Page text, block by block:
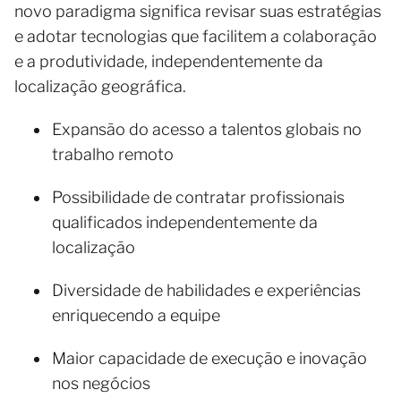
novo paradigma significa revisar suas estratégias
e adotar tecnologias que facilitem a colaboração
e a produtividade, independentemente da
localização geográfica.
Expansão do acesso a talentos globais no
trabalho remoto
Possibilidade de contratar profissionais
qualificados independentemente da
localização
Diversidade de habilidades e experiências
enriquecendo a equipe
Maior capacidade de execução e inovação
nos negócios